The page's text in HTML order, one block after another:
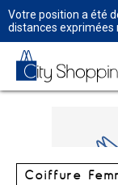
Votre position a été
distances exprimées